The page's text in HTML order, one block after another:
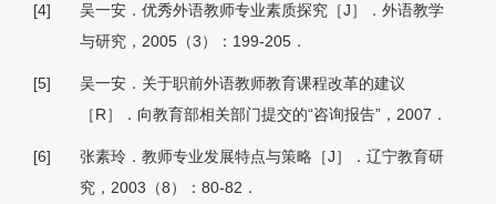
[4]
吴一安．优秀外语教师专业素质探究［J］．外语教学
与研究，2005（3）：199-205．
[5]
吴一安．关于职前外语教师教育课程改革的建议
［R］．向教育部相关部门提交的“咨询报告”，2007．
[6]
张素玲．教师专业发展特点与策略［J］．辽宁教育研
究，2003（8）：80-82．